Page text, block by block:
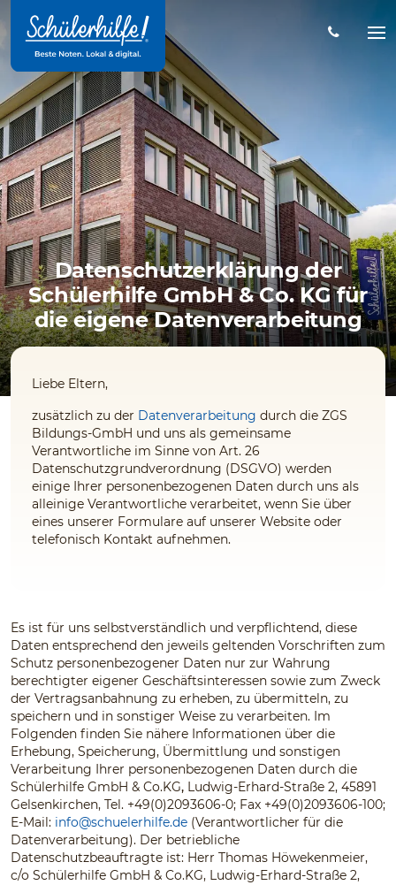
Hauptinhalt
Datenschutzerklärung der
Schülerhilfe GmbH & Co. KG für
die eigene Datenverarbeitung
Liebe Eltern,
zusätzlich zu der Datenverarbeitung durch die ZGS
Bildungs-GmbH und uns als gemeinsame
Verantwortliche im Sinne von Art. 26
Datenschutzgrundverordnung (DSGVO) werden
einige Ihrer personenbezogenen Daten durch uns als
alleinige Verantwortliche verarbeitet, wenn Sie über
eines unserer Formulare auf unserer Website oder
telefonisch Kontakt aufnehmen.
Es ist für uns selbstverständlich und verpflichtend, diese
Daten entsprechend den jeweils geltenden Vorschriften zum
Schutz personenbezogener Daten nur zur Wahrung
berechtigter eigener Geschäftsinteressen sowie zum Zweck
der Vertragsanbahnung zu erheben, zu übermitteln, zu
speichern und in sonstiger Weise zu verarbeiten. Im
Folgenden finden Sie nähere Informationen über die
Erhebung, Speicherung, Übermittlung und sonstigen
Verarbeitung Ihrer personenbezogenen Daten durch die
Schülerhilfe GmbH & Co.KG, Ludwig-Erhard-Straße 2, 45891
Gelsenkirchen, Tel. +49(0)2093606-0; Fax +49(0)2093606-100;
E-Mail: info@schuelerhilfe.de (Verantwortlicher für die
Datenverarbeitung). Der betriebliche
Datenschutzbeauftragte ist: Herr Thomas Höwekenmeier,
c/o Schülerhilfe GmbH & Co.KG, Ludwig-Erhard-Straße 2,